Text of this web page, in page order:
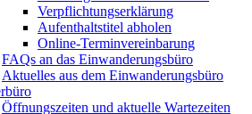
Verpflichtungserklärung
Aufenthaltstitel abholen
Online-Terminvereinbarung
FAQs an das Einwanderungsbüro
Aktuelles aus dem Einwanderungsbüro
Öffnungszeiten und aktuelle Wartezeiten